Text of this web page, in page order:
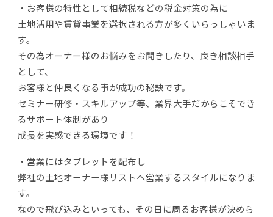
・お客様の特性として相続税などの税金対策の為に
土地活用や賃貸事業を選択される方が多くいらっしゃいま
す。
その為オーナー様のお悩みをお聞きしたり、良き相談相手
として、
お客様と仲良くなる事が成功の秘訣です。
セミナー研修・スキルアップ等、業界大手だからこそでき
るサポート体制があり
成長を実感できる環境です！
・営業にはタブレットを配布し
弊社の土地オーナー様リストへ営業するスタイルになりま
す。
なので飛び込みといっても、その日に周るお客様が決めら